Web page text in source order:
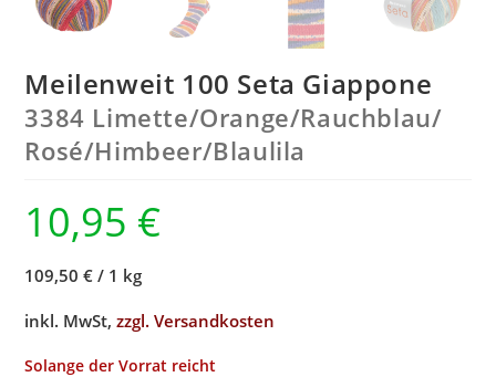
Meilenweit 100 Seta Giappone
3384 Limette/Orange/Rauchblau/
Rosé/Himbeer/Blaulila
10,95 €
109,50 € / 1 kg
inkl. MwSt,zzgl. Versandkosten
Solange der Vorrat reicht